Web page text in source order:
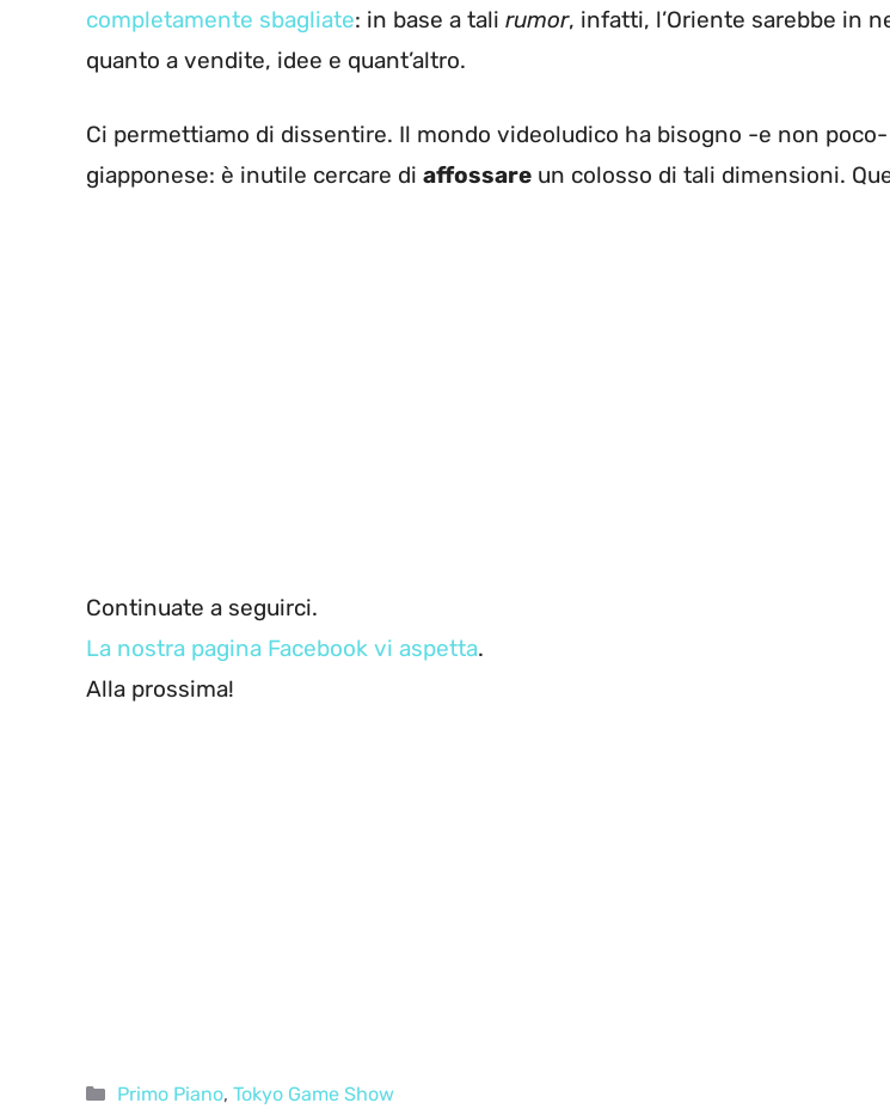
completamente sbagliate: in base a tali rumor, infatti, l’Oriente sarebbe in
quanto a vendite, idee e quant’altro.
Ci permettiamo di dissentire. Il mondo videoludico ha bisogno -e non poco-
giapponese: è inutile cercare di affossare un colosso di tali dimensioni.
Continuate a seguirci.
La nostra pagina Facebook vi aspetta.
Alla prossima!
Categorie
Primo Piano, Tokyo Game Show